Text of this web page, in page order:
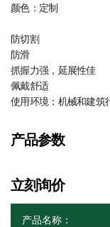
颜色：定制
防切割
防滑
抓握力强，延展性佳
佩戴舒适
使用环境：机械和建筑
产品参数
立刻询价